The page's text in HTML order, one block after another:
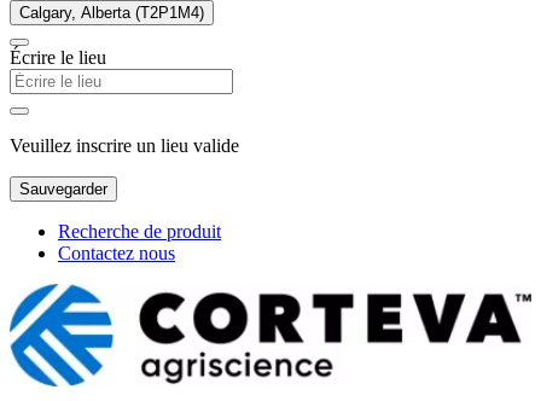
Calgary, Alberta (T2P1M4)
Écrire le lieu
Veuillez inscrire un lieu valide
Sauvegarder
Recherche de produit
Contactez nous